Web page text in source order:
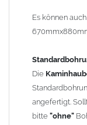
beträgt ca. 25cm
Stützen bis Höhe
Kaminhaube
Es können
Die
angefertigt.
bitte "ohne"